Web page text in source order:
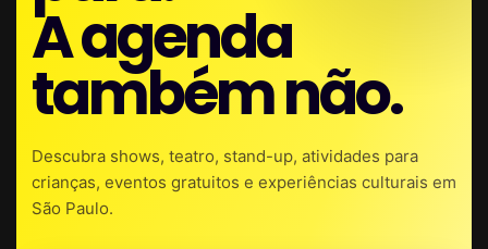
A agenda
também não.
Descubra shows, teatro, stand-up, atividades para
crianças, eventos gratuitos e experiências culturais em
São Paulo.